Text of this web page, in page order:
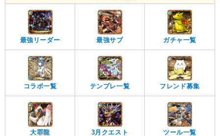
最強リーダー 最強サブ ガチャ一覧
コラボ一覧 テンプレ一覧 フレンド募集
大罪龍 3月クエスト ツール一覧